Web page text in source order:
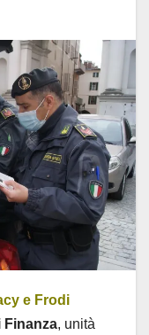
e Frodi
Finanza, unità